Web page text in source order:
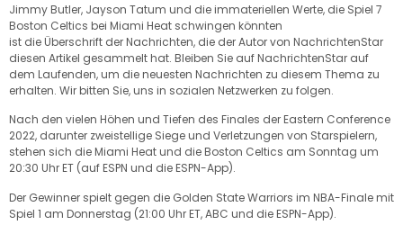
Jimmy Butler, Jayson Tatum und die immateriellen Werte, die Spiel 7
Boston Celtics bei Miami Heat schwingen könnten
ist die Überschrift der Nachrichten, die der Autor von NachrichtenStar
diesen Artikel gesammelt hat. Bleiben Sie auf NachrichtenStar auf
dem Laufenden, um die neuesten Nachrichten zu diesem Thema zu
erhalten. Wir bitten Sie, uns in sozialen Netzwerken zu folgen.
Nach den vielen Höhen und Tiefen des Finales der Eastern Conference
2022, darunter zweistellige Siege und Verletzungen von Starspielern,
stehen sich die Miami Heat und die Boston Celtics am Sonntag um
20:30 Uhr ET (auf ESPN und die ESPN-App).
Der Gewinner spielt gegen die Golden State Warriors im NBA-Finale mit
Spiel 1 am Donnerstag (21:00 Uhr ET, ABC und die ESPN-App).